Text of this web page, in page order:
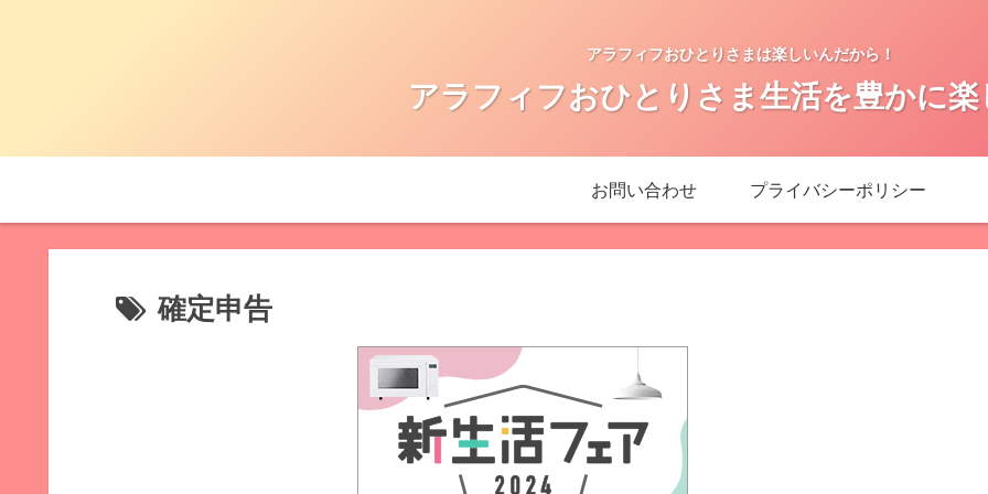
アラフィフおひとりさまは楽しいんだから！
アラフィフおひとりさま生活を豊かに
お問い合わせ プライバシーポリシー
確定申告